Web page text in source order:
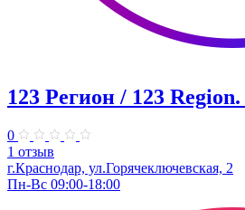
123 Регион / 123
0
1 отзыв
г.Краснодар, ул.Горячеключевская, 2
Пн-Вс 09:00-18:00